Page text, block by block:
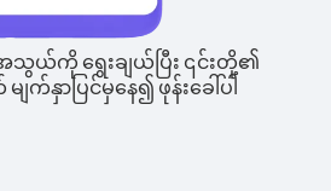
ယ်ကို ရွေးချယ်ပြီး ၎င်းတို့၏
နှာပြင်မှနေ၍ ဖုန်းခေါ်ပါ